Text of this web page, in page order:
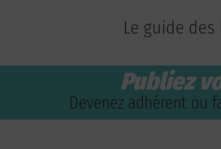
Le guide
Publiez
Devenez adhérent ou